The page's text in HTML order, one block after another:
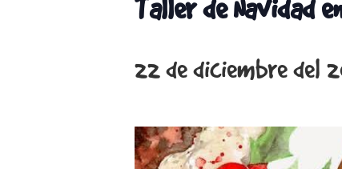
Taller de Navidad
22 de diciembre del